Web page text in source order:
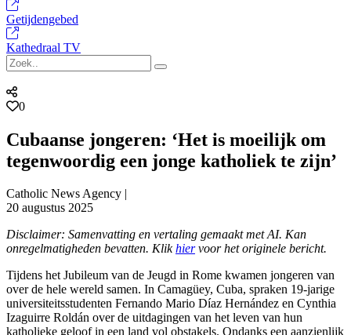
Getijdengebed
Kathedraal TV
0
Cubaanse jongeren: ‘Het is moeilijk om
tegenwoordig een jonge katholiek te zijn’
Catholic News Agency |
20 augustus 2025
Disclaimer: Samenvatting en vertaling gemaakt met AI. Kan
onregelmatigheden bevatten. Klikhiervoor het originele bericht.
Tijdens het Jubileum van de Jeugd in Rome kwamen jongeren van
over de hele wereld samen. In Camagüey, Cuba, spraken 19-jarige
universiteitsstudenten Fernando Mario Díaz Hernández en Cynthia
Izaguirre Roldán over de uitdagingen van het leven van hun
katholieke geloof in een land vol obstakels. Ondanks een aanzienlijk